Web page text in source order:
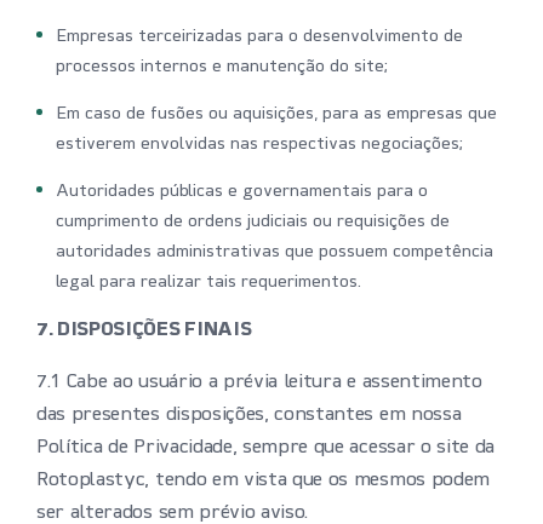
Empresas terceirizadas para o desenvolvimento de
processos internos e manutenção do site;
Em caso de fusões ou aquisições, para as empresas que
estiverem envolvidas nas respectivas negociações;
Autoridades públicas e governamentais para o
cumprimento de ordens judiciais ou requisições de
autoridades administrativas que possuem competência
legal para realizar tais requerimentos.
7. DISPOSIÇÕES FINAIS
7.1 Cabe ao usuário a prévia leitura e assentimento
das presentes disposições, constantes em nossa
Política de Privacidade, sempre que acessar o site da
Rotoplastyc, tendo em vista que os mesmos podem
ser alterados sem prévio aviso.